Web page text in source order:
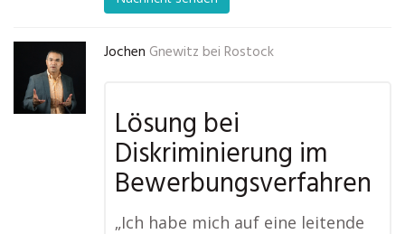
Jochen Gnewitz bei Rostock
Lösung bei
Diskriminierung im
Bewerbungsverfahren
„Ich habe mich auf eine leitende